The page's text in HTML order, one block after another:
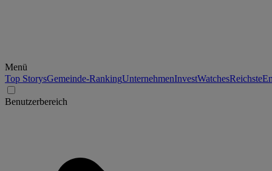
Menü
Top StorysGemeinde-RankingUnternehmenInvestWatchesReichste
Benutzerbereich